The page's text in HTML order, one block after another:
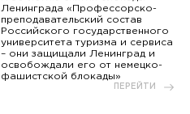
Ленинграда «Профессорско-
преподавательский состав
Российского государственного
университета туризма и сервиса
– они защищали Ленинград и
освобождали его от немецко-
фашистской блокады»
ПЕРЕЙТИ